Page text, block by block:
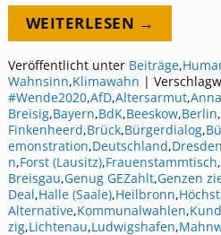
WEITERLESEN →
Veröffentlicht unter Beiträge,
Wahnsinn,Klimawahn |
#Wende2020,AfD,Altersarmut,
Breisig,Bayern,BdK,Beeskow,Berlin,
Finkenheerd,Brück,Bürgerdialog,
emonstration,Deutschland,Dresden
n,Forst (Lausitz),Frauenstammtisch,
Breisgau,Genug GEZahlt,Genzen
Deal,Halle (Saale),Heilbronn,
Alternative,Kommunalwahlen,
zig,Lichtenau,Ludwigshafen,